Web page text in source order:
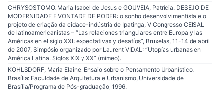
CHRYSOSTOMO, Maria Isabel de Jesus e GOUVEIA, Patrícia. DESEJO DE
MODERNIDADE E VONTADE DE PODER: o sonho desenvolvimentista e o
projeto de criação da cidade-indústria de Ipatinga, V Congresso CEISAL
de latinoamericanistas – “Las relaciones triangulares entre Europa y las
Américas en el siglo XXI: expectativas y desafíos”, Bruxelas, 11-14 de abril
de 2007, Simpósio organizado por Laurent VIDAL: “Utopías urbanas en
América Latina. Siglos XIX y XX” (mimeo).
KOHLSDORF, Maria Elaine. Ensaio sobre o Pensamento Urbanístico.
Brasília: Faculdade de Arquitetura e Urbanismo, Universidade de
Brasília/Programa de Pós-graduação, 1996.